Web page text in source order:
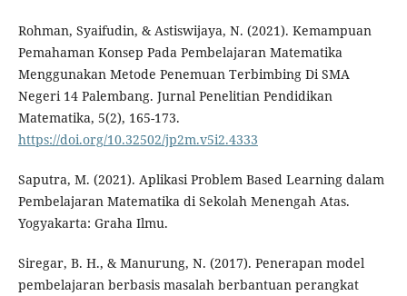
Rohman, Syaifudin, & Astiswijaya, N. (2021). Kemampuan
Pemahaman Konsep Pada Pembelajaran Matematika
Menggunakan Metode Penemuan Terbimbing Di SMA
Negeri 14 Palembang. Jurnal Penelitian Pendidikan
Matematika, 5(2), 165-173.
https://doi.org/10.32502/jp2m.v5i2.4333
Saputra, M. (2021). Aplikasi Problem Based Learning dalam
Pembelajaran Matematika di Sekolah Menengah Atas.
Yogyakarta: Graha Ilmu.
Siregar, B. H., & Manurung, N. (2017). Penerapan model
pembelajaran berbasis masalah berbantuan perangkat